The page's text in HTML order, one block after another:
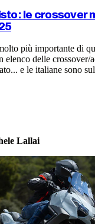
le crossover
più importante di
elenco delle crossover/
e le italiane sono
Lallai